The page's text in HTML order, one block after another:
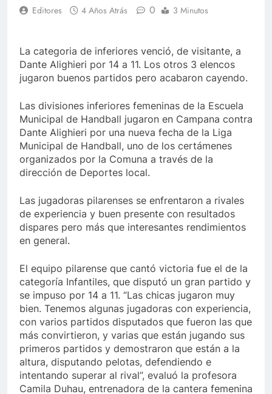
Editores 4 Años Atrás 0 3 Minutos
La categoria de inferiores venció, de visitante, a
Dante Alighieri por 14 a 11. Los otros 3 elencos
jugaron buenos partidos pero acabaron cayendo.
Las divisiones inferiores femeninas de la Escuela
Municipal de Handball jugaron en Campana contra
Dante Alighieri por una nueva fecha de la Liga
Municipal de Handball, uno de los certámenes
organizados por la Comuna a través de la
dirección de Deportes local.
Las jugadoras pilarenses se enfrentaron a rivales
de experiencia y buen presente con resultados
dispares pero más que interesantes rendimientos
en general.
El equipo pilarense que cantó victoria fue el de la
categoría Infantiles, que disputó un gran partido y
se impuso por 14 a 11. “Las chicas jugaron muy
bien. Tenemos algunas jugadoras con experiencia,
con varios partidos disputados que fueron las que
más convirtieron, y varias que están jugando sus
primeros partidos y demostraron que están a la
altura, disputando pelotas, defendiendo e
intentando superar al rival”, evaluó la profesora
Camila Duhau, entrenadora de la cantera femenina